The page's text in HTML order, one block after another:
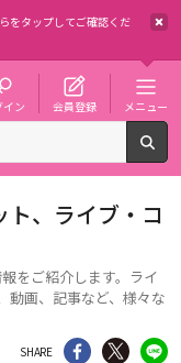
をタップしてご確認くだ
イン 会員登録 メニュー
、ライブ・コ
をご紹介します。ライ
動画、記事など、様々な
SHARE シェア Twitter